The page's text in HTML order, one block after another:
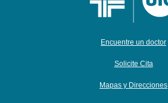
Encuentre un doctor
Solicite Cita
Mapas y Direcciones